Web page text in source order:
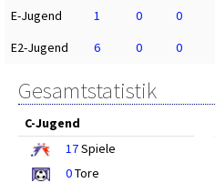
E-Jugend
1 0 0
E2-Jugend
6 0 0
Gesamtstatistik
C-Jugend
17Spiele
0Tore